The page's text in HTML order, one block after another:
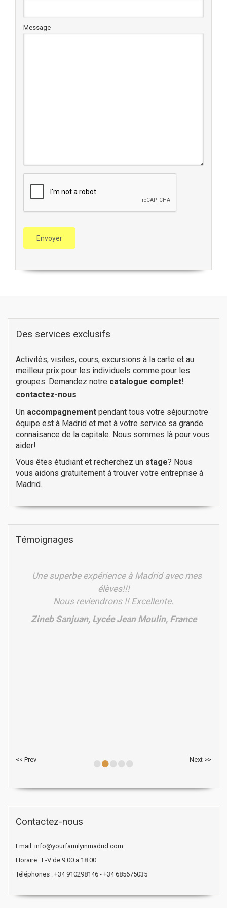
Message
Des services exclusifs
Activités, visites, cours, excursions à la carte et au
meilleur prix pour les individuels comme pour les
groupes. Demandez notre catalogue complet!
contactez-nous
Un accompagnement pendant tous votre séjour:notre
équipe est à Madrid et met à votre service sa grande
connaisance de la capitale. Nous sommes là pour vous
aider!
Vous êtes étudiant et recherchez un stage? Nous
vous aidons gratuitement à trouver votre entreprise à
Madrid.
Témoignages
Une superbe expérience à Madrid avec mes
élèves!!!
Nous reviendrons !! Excellente.
Zineb Sanjuan, Lycée Jean Moulin, France
<< Prev ••••• Next >>
Contactez-nous
Email: info@yourfamilyinmadrid.com
Horaire : L-V de 9:00 a 18:00
Téléphones : +34 910298146 - +34 685675035